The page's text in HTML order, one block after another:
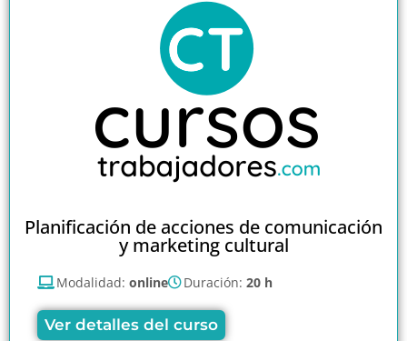
Planificación de acciones de comunicación
y marketing cultural
Modalidad: online Duración: 20 h
Ver detalles del curso